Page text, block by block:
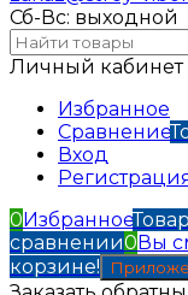
Сб-Вс: выходной
Личный кабинет
Избранное
Сравнение
Вход
0 Избранное
сравнении0 Вы
корзине!